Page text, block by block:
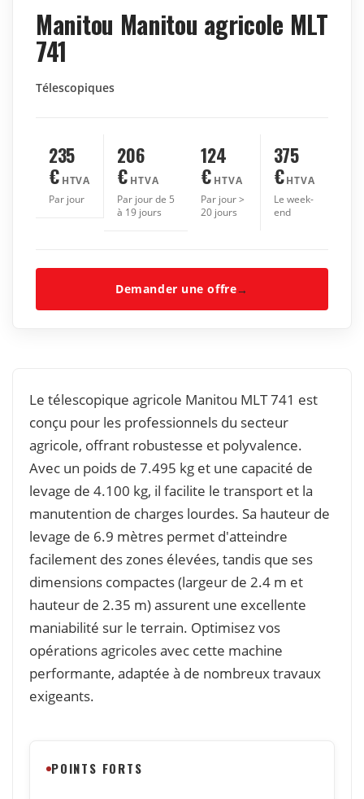
Manitou Manitou agricole MLT
741
Télescopiques
235
€ HTVA
Par jour
206
€ HTVA
Par jour de 5
à 19 jours
124
€ HTVA
Par jour >
20 jours
375
€ HTVA
Le week-
end
Demander une offre→
Le télescopique agricole Manitou MLT 741 est
conçu pour les professionnels du secteur
agricole, offrant robustesse et polyvalence.
Avec un poids de 7.495 kg et une capacité de
levage de 4.100 kg, il facilite le transport et la
manutention de charges lourdes. Sa hauteur de
levage de 6.9 mètres permet d'atteindre
facilement des zones élevées, tandis que ses
dimensions compactes (largeur de 2.4 m et
hauteur de 2.35 m) assurent une excellente
maniabilité sur le terrain. Optimisez vos
opérations agricoles avec cette machine
performante, adaptée à de nombreux travaux
exigeants.
POINTS FORTS